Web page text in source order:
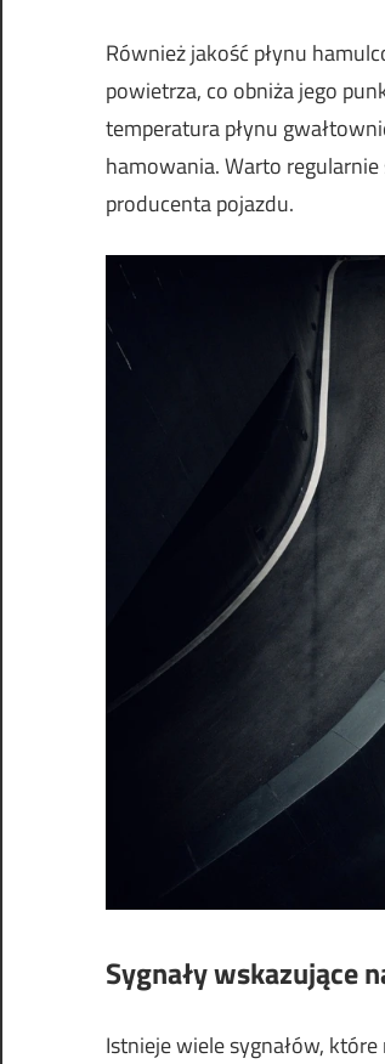
Również jakość płynu
powietrza, co obniża jego
temperatura płynu
hamowania. Warto
producenta pojazdu.
Sygnały wskazujące
Istnieje wiele sygnałów,